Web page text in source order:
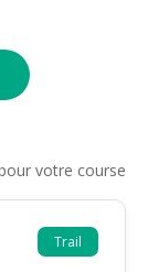
votre course
Trail